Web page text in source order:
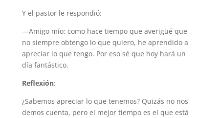
Y el pastor le respondió:
—Amigo mío: como hace tiempo que averigüé que
no siempre obtengo lo que quiero, he aprendido a
apreciar lo que tengo. Por eso sé que hoy hará un
día fantástico.
Reflexión:
¿Sabemos apreciar lo que tenemos? Quizás no nos
demos cuenta, pero el mejor tiempo es el que está